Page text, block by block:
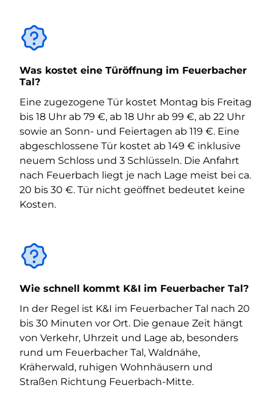
Was kostet eine Türöffnung im Feuerbacher
Tal?
Eine zugezogene Tür kostet Montag bis Freitag
bis 18 Uhr ab 79 €, ab 18 Uhr ab 99 €, ab 22 Uhr
sowie an Sonn- und Feiertagen ab 119 €. Eine
abgeschlossene Tür kostet ab 149 € inklusive
neuem Schloss und 3 Schlüsseln. Die Anfahrt
nach Feuerbach liegt je nach Lage meist bei ca.
20 bis 30 €. Tür nicht geöffnet bedeutet keine
Kosten.
Wie schnell kommt K&I im Feuerbacher Tal?
In der Regel ist K&I im Feuerbacher Tal nach 20
bis 30 Minuten vor Ort. Die genaue Zeit hängt
von Verkehr, Uhrzeit und Lage ab, besonders
rund um Feuerbacher Tal, Waldnähe,
Kräherwald, ruhigen Wohnhäusern und
Straßen Richtung Feuerbach-Mitte.